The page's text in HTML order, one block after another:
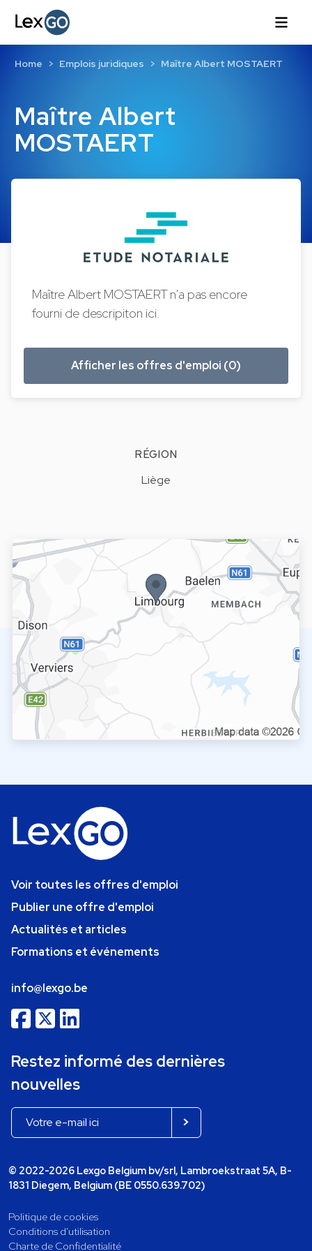
Maître Albert
MOSTAERT
Home Emplois juridiques Maître Albert MOSTAERT
Maître Albert MOSTAERT n'a pas encore
fourni de descripiton ici.
Afficher les offres d'emploi (0)
RÉGION
Liège
Voir toutes les offres d'emploi
Publier une offre d'emploi
Actualités et articles
Formations et événements
info@lexgo.be
Restez informé des dernières
nouvelles
© 2022-2026 Lexgo Belgium bv/srl, Lambroekstraat 5A, B-
1831 Diegem, Belgium (BE 0550.639.702)
Politique de cookies
Conditions d'utilisation
Charte de Confidentialité